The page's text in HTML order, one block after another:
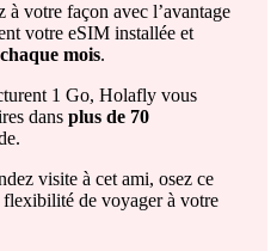
votre façon avec l’avantage
votre eSIM installée et
mois.
1 Go, Holafly vous
dans plus de 70
visite à cet ami, osez ce
de voyager à votre